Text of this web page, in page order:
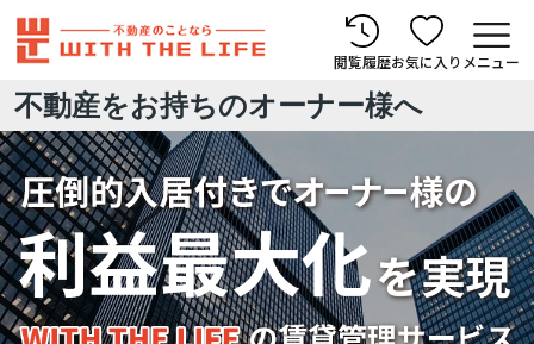
閲覧履歴お気に入り メニュー
不動産をお持ちのオーナー様へ